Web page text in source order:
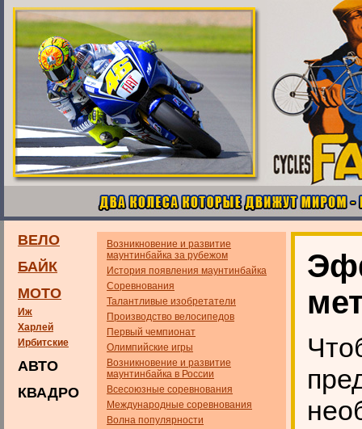
ВЕЛО
БАЙК
МОТО
Иж
Харлей
Ирбитские
АВТО
КВАДРО
Возникновение и развитие
маунтинбайка за рубежом
История появления маунтинбайка
Соревнования
Талантливые изобретатели
Производство велосипедов
Первый чемпионат
Олимпийские игры
Возникновение и развитие
маунтинбайка в России
Всесоюзные соревнования
Международные соревнования
Волна популярности